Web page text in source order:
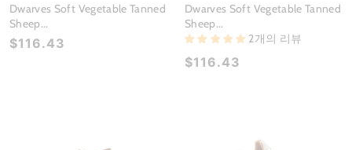
Dwarves Soft Vegetable Tanned
Sheep...
$116.43
Dwarves Soft Vegetable Tanned
Sheep...
2개의 리뷰
$116.43